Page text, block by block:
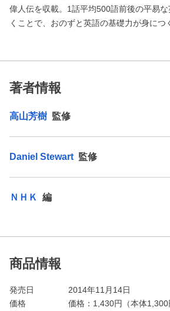
偉人伝を収載。1話平均500語前後の平易
くことで、おのずと英語の基礎力が身につ
著者情報
高山芳樹 監修
Daniel Stewart 監修
ＮＨＫ 編
商品情報
発売日
2014年11月14日
価格
価格： 1,430円（本体1,300